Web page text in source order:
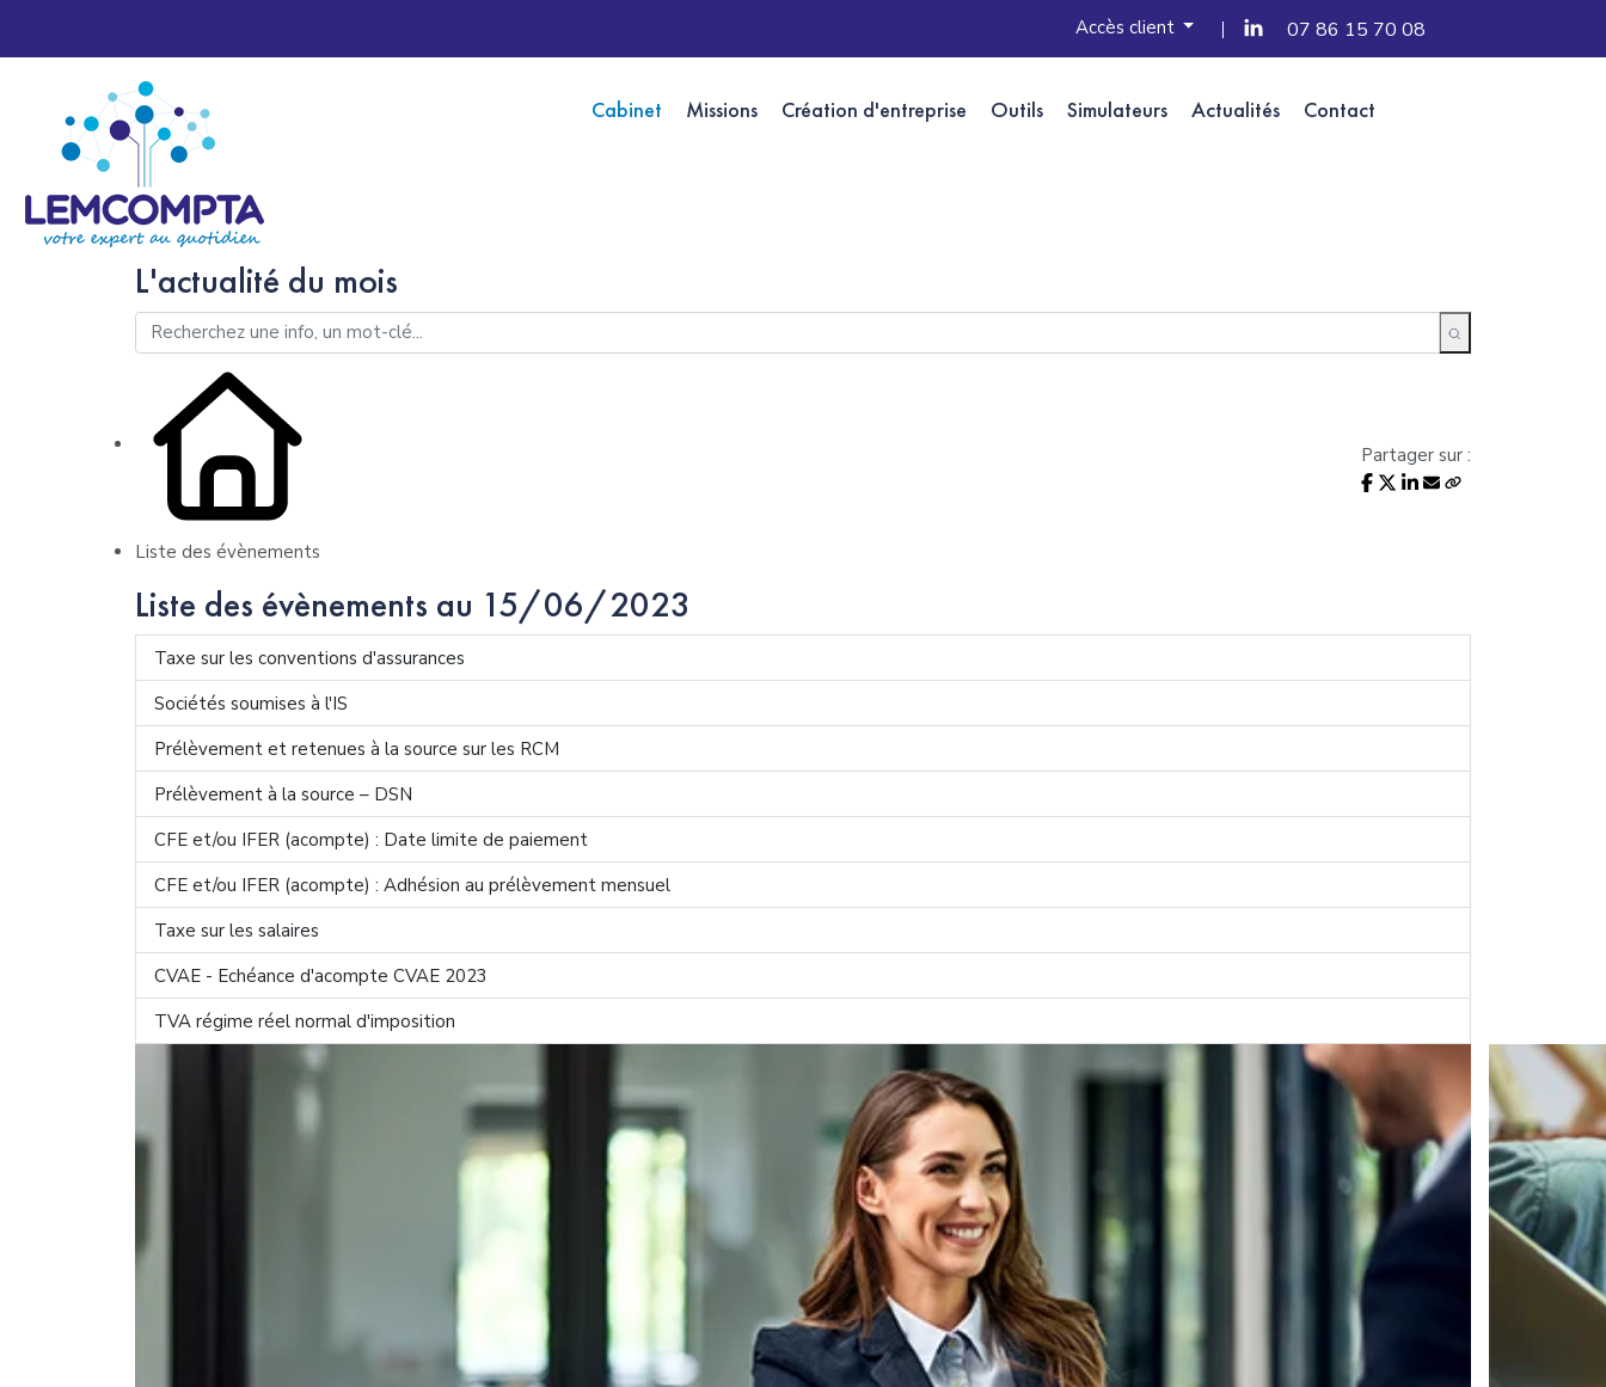
Accès client 07 86 15 70 08
Cabinet Missions Création d'entreprise Outils Simulateurs Actualités Contact
L'actualité du mois
Liste des évènements
Partager sur :
Liste des évènements au 15/06/2023
Taxe sur les conventions d'assurances
Sociétés soumises à l'IS
Prélèvement et retenues à la source sur les RCM
Prélèvement à la source – DSN
CFE et/ou IFER (acompte) : Date limite de paiement
CFE et/ou IFER (acompte) : Adhésion au prélèvement mensuel
Taxe sur les salaires
CVAE - Echéance d'acompte CVAE 2023
TVA régime réel normal d'imposition